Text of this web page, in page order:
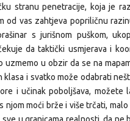
stranu penetracije, koja je
od vas zahtjeva popriličnu
s jurišnom puškom,
da taktički usmjerava i
uzmemo u obzir da se na
i svatko može odabrati
i učinak poboljšava, možete
njom moći brže i više trčati,
sve u granicama realnosti, da